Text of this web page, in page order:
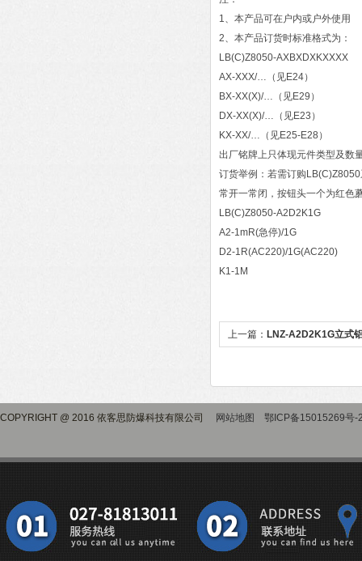
1、本产品可在户内或户外使用
2、本产品订货时标准格式为：
LB(C)Z8050-AXBXDXKXXXX
AX-XXX/…（见E24）
BX-XX(X)/…（见E29）
DX-XX(X)/…（见E23）
KX-XX/…（见E25-E28）
出厂铭牌上只体现元件类型及数
订货举例：若需订购
常开一常闭，按钮头一个为红色
LB(C)Z8050-A2D2K1G
A2-1mR(急停)/1G
D2-1R(AC220)/1G(AC220)
K1-1M
上一篇： LNZ-A2D2K1G立式
COPYRIGHT @ 2016 依客思防爆科技有限公司 网站地图 鄂ICP备15015269号-